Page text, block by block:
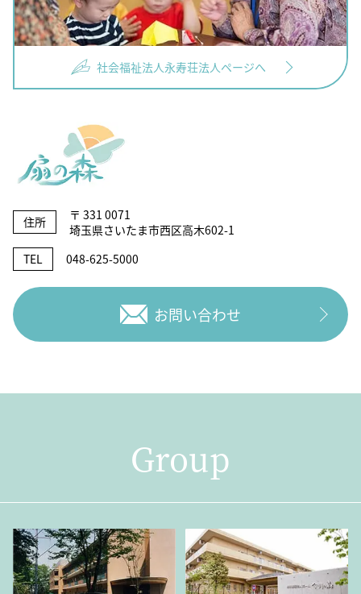
社会福祉法人永寿荘法人ページへ
住所
〒 331 0071
埼玉県さいたま市西区高木602-1
TEL
048-625-5000
お問い合わせ
Group